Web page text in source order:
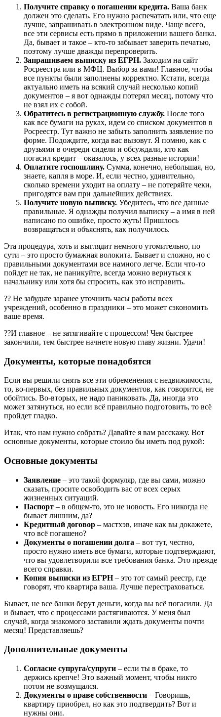
Получите справку о погашении кредита. Ваша банк
должен это сделать. Его нужно распечатать или, что еще
лучше, запрашивать в электронном виде. Чаще всего,
все эти сервисы есть прямо в приложении вашего банка.
Да, бывает и такое – кто-то забывает заверить печатью,
поэтому лучше дважды перепроверить.
Запрашиваем выписку из ЕГРН. Заходим на сайт
Росреестра или в МФЦ. Выбор за вами! Главное, чтобы
все пункты были заполнены корректно. Кстати, всегда
актуально иметь на всякий случай несколько копий
документов – я вот однажды потерял месяц, потому что
не взял их с собой.
Обратитесь в регистрационную службу. После того
как все бумаги на руках, идем со списком документов в
Росреестр. Тут важно не забыть заполнить заявление по
форме. Подождите, когда вас вызовут. Я помню, как с
друзьями в очереди сидели и обсуждали, кто как
погасил кредит – оказалось, у всех разные истории!
Оплатите госпошлину. Сумма, конечно, небольшая, но,
знаете, капля в море. И, если честно, удивительно,
сколько времени уходит на оплату – не потеряйте чеки,
пригодятся вам при дальнейших действиях.
Получите новую выписку. Убедитесь, что все данные
правильные. Я однажды получил выписку – а имя в ней
написано по ошибке, просто жуть! Пришлось
возвращаться и объяснять, как получилось.
Эта процедура, хоть и выглядит немного утомительно, по
сути – это просто бумажная волокита. Бывает и сложно, но с
правильными документами все намного легче. Если что-то
пойдет не так, не паникуйте, всегда можно вернуться к
начальнику или хотя бы спросить, как это исправить.
?? Не забудьте заранее уточнить часы работы всех
учреждений, особенно в праздники – это может сэкономить
ваше время.
??И главное – не затягивайте с процессом! Чем быстрее
закончили, тем быстрее начнете новую главу жизни. Удачи!
Документы, которые понадобятся
Если вы решили снять все эти обременения с недвижимости,
то, во-первых, без правильных документов, как говорится, не
обойтись. Во-вторых, не надо паниковать. Да, иногда это
может затянуться, но если всё правильно подготовить, то всё
пройдет гладко.
Итак, что нам нужно собрать? Давайте я вам расскажу. Вот
основные документы, которые стоило бы иметь под рукой:
Основные документы
Заявление – это такой формуляр, где вы сами, можно
сказать, просите освободить вас от всех серых
жизненных ситуаций.
Паспорт – в общем-то, это не новость. Его никогда не
бывает лишним, да?
Кредитный договор – мастхэв, иначе как вы докажете,
что всё погашено?
Документы о погашении долга – вот тут, честно,
просто нужно иметь все бумаги, которые подтверждают,
что вы удовлетворили все требования банка. Это прежде
всего справки.
Копия выписки из ЕГРН– это тот самый реестр, где
говорят, что квартира ваша. Лучше перестраховаться.
Бывает, не все банки берут деньги, когда вы всё погасили. Да
и бывает, что с процессами растягиваются. У меня был
случай, когда знакомого заставили ждать документы почти
месяц! Представляешь?
Дополнительные документы
Согласие супруга/супруги – если ты в браке, то
держись крепче! Это важный момент, чтобы никто
потом не возмущался.
Документы о праве собственности – Говоришь,
квартиру приобрел, но как это подтвердить? Вот и
нужны они.